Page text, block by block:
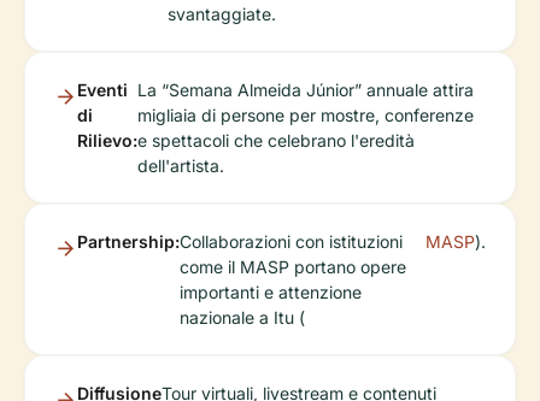
svantaggiate.
Eventi
di
Rilievo:
La “Semana Almeida Júnior” annuale attira
migliaia di persone per mostre, conferenze
e spettacoli che celebrano l'eredità
dell'artista.
Partnership:Collaborazioni con istituzioni
come il MASP portano opere
importanti e attenzione
nazionale a Itu (
MASP).
DiffusioneTour virtuali, livestream e contenuti